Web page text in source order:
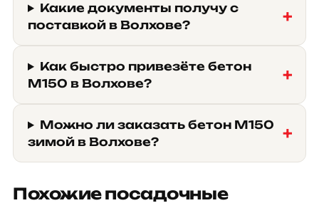
Какие документы получу с
поставкой в Волхове?
Как быстро привезёте бетон
М150 в Волхове?
Можно ли заказать бетон М150
зимой в Волхове?
Похожие посадочные